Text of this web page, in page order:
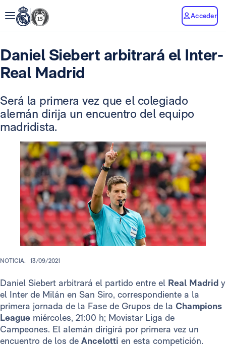
Acceder
Daniel Siebert arbitrará el Inter-
Real Madrid
Será la primera vez que el colegiado
alemán dirija un encuentro del equipo
madridista.
NOTICIA. 13/09/2021
Daniel Siebert arbitrará el partido entre el Real Madrid y
el Inter de Milán en San Siro, correspondiente a la
primera jornada de la Fase de Grupos de la Champions
League miércoles, 21:00 h; Movistar Liga de
Campeones. El alemán dirigirá por primera vez un
encuentro de los de Ancelotti en esta competición.